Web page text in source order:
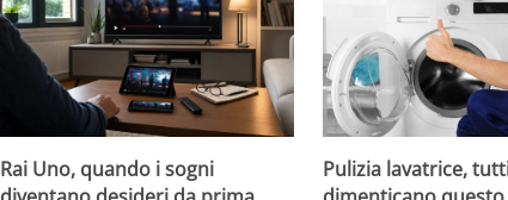
Rai Uno, quando i sogni
Pulizia lavatrice,